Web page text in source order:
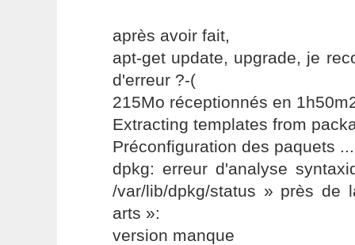
après avoir fait,
apt-get update, upgrade, je
d'erreur ?-(
215Mo réceptionnés en
Extracting templates from
Préconfiguration des paquets ...
dpkg: erreur d'analyse
/var/lib/dpkg/status » près de
arts »:
version manque